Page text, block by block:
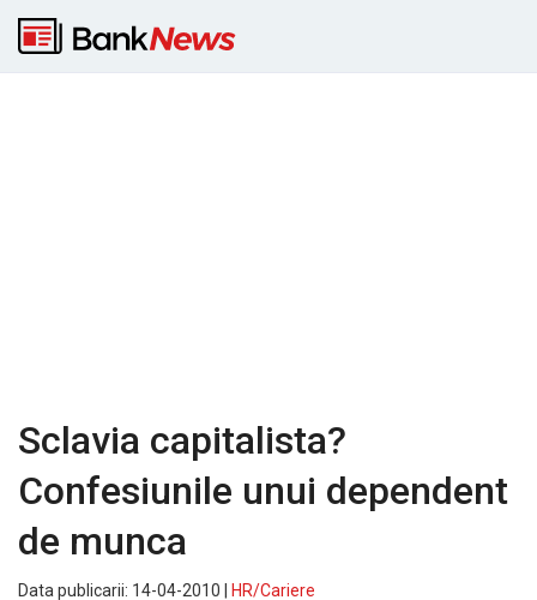
Sclavia capitalista?
Confesiunile unui dependent
de munca
Data publicarii: 14-04-2010 |
HR/Cariere